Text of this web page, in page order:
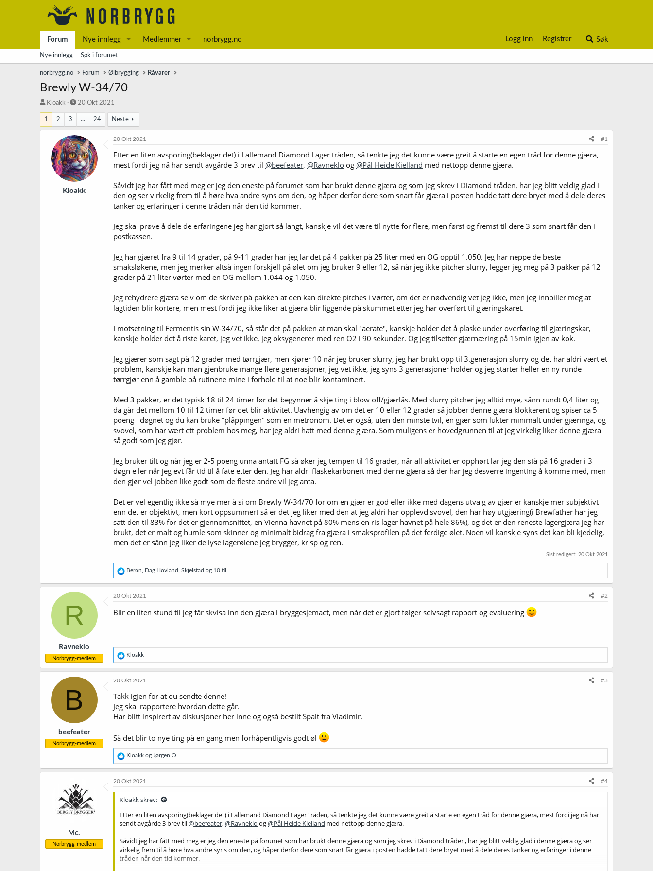
Forum Nye innlegg Medlemmer norbrygg.no Logg inn Registrer Søk
Nye innlegg Søk i forumet
norbrygg.no Forum Ølbrygging Råvarer
Brewly W-34/70
T
r
å
d
Kloakk
S
r
t
d
a
t
o
20 Okt 2021
1 2 3 ... 24 Neste
Kloakk
20 Okt 2021 #1
Etter en liten avsporing(beklager det) i Lallemand Diamond Lager tråden, så tenkte jeg det kunne være greit å starte en egen tråd for denne gjæra,
mest fordi jeg nå har sendt avgårde 3 brev til @beefeater, @Ravneklo og @Pål Heide Kielland med nettopp denne gjæra.
Såvidt jeg har fått med meg er jeg den eneste på forumet som har brukt denne gjæra og som jeg skrev i Diamond tråden, har jeg blitt veldig glad i
den og ser virkelig frem til å høre hva andre syns om den, og håper derfor dere som snart får gjæra i posten hadde tatt dere bryet med å dele deres
tanker og erfaringer i denne tråden når den tid kommer.
Jeg skal prøve å dele de erfaringene jeg har gjort så langt, kanskje vil det være til nytte for flere, men først og fremst til dere 3 som snart får den i
postkassen.
Jeg har gjæret fra 9 til 14 grader, på 9-11 grader har jeg landet på 4 pakker på 25 liter med en OG opptil 1.050. Jeg har neppe de beste
smaksløkene, men jeg merker altså ingen forskjell på ølet om jeg bruker 9 eller 12, så når jeg ikke pitcher slurry, legger jeg meg på 3 pakker på 12
grader på 21 liter vørter med en OG mellom 1.044 og 1.050.
Jeg rehydrere gjæra selv om de skriver på pakken at den kan direkte pitches i vørter, om det er nødvendig vet jeg ikke, men jeg innbiller meg at
lagtiden blir kortere, men mest fordi jeg ikke liker at gjæra blir liggende på skummet etter jeg har overført til gjæringskaret.
I motsetning til Fermentis sin W-34/70, så står det på pakken at man skal "aerate", kanskje holder det å plaske under overføring til gjæringskar,
kanskje holder det å riste karet, jeg vet ikke, jeg oksygenerer med ren O2 i 90 sekunder. Og jeg tilsetter gjærnæring på 15min igjen av kok.
Jeg gjærer som sagt på 12 grader med tørrgjær, men kjører 10 når jeg bruker slurry, jeg har brukt opp til 3.generasjon slurry og det har aldri vært et
problem, kanskje kan man gjenbruke mange flere generasjoner, jeg vet ikke, jeg syns 3 generasjoner holder og jeg starter heller en ny runde
tørrgjør enn å gamble på rutinene mine i forhold til at noe blir kontaminert.
Med 3 pakker, er det typisk 18 til 24 timer før det begynner å skje ting i blow off/gjærlås. Med slurry pitcher jeg alltid mye, sånn rundt 0,4 liter og
da går det mellom 10 til 12 timer før det blir aktivitet. Uavhengig av om det er 10 eller 12 grader så jobber denne gjæra klokkerent og spiser ca 5
poeng i døgnet og du kan bruke "plåppingen" som en metronom. Det er også, uten den minste tvil, en gjær som lukter minimalt under gjæringa, og
svovel, som har vært ett problem hos meg, har jeg aldri hatt med denne gjæra. Som muligens er hovedgrunnen til at jeg virkelig liker denne gjæra
så godt som jeg gjør.
Jeg bruker tilt og når jeg er 2-5 poeng unna antatt FG så øker jeg tempen til 16 grader, når all aktivitet er opphørt lar jeg den stå på 16 grader i 3
døgn eller når jeg evt får tid til å fate etter den. Jeg har aldri flaskekarbonert med denne gjæra så der har jeg desverre ingenting å komme med, men
den gjør vel jobben like godt som de fleste andre vil jeg anta.
Det er vel egentlig ikke så mye mer å si om Brewly W-34/70 for om en gjær er god eller ikke med dagens utvalg av gjær er kanskje mer subjektivt
enn det er objektivt, men kort oppsummert så er det jeg liker med den at jeg aldri har opplevd svovel, den har høy utgjæring(i Brewfather har jeg
satt den til 83% for det er gjennomsnittet, en Vienna havnet på 80% mens en ris lager havnet på hele 86%), og det er den reneste lagergjæra jeg har
brukt, det er malt og humle som skinner og minimalt bidrag fra gjæra i smaksprofilen på det ferdige ølet. Noen vil kanskje syns det kan bli kjedelig,
men det er sånn jeg liker de lyse lagerølene jeg brygger, krisp og ren.
Sist redigert: 20 Okt 2021
R
e
a
k
o
:
Beron Dag Hovland Skjelstad og 10 til
R
Ravneklo
Norbrygg-medlem
20 Okt 2021 #2
Blir en liten stund til jeg får skvisa inn den gjæra i bryggesjemaet, men når det er gjort følger selvsagt rapport og evaluering
R
e
a
k
j
o
n
e
Kloakk
B
beefeater
Norbrygg-medlem
20 Okt 2021 #3
Takk igjen for at du sendte denne!
Jeg skal rapportere hvordan dette går.
Har blitt inspirert av diskusjoner her inne og også bestilt Spalt fra Vladimir.
Så det blir to nye ting på en gang men forhåpentligvis godt øl
R
e
a
k
j
o
e
r
Kloakk og Jørgen O
Mc.
Norbrygg-medlem
20 Okt 2021 #4
Kloakk skrev:
Etter en liten avsporing(beklager det) i Lallemand Diamond Lager tråden, så tenkte jeg det kunne være greit å starte en egen tråd for denne gjæra, mest fordi jeg nå har
sendt avgårde 3 brev til@beefeater,@Ravneklo og@Pål Heide Kielland med nettopp denne gjæra.
Såvidt jeg har fått med meg er jeg den eneste på forumet som har brukt denne gjæra og som jeg skrev i Diamond tråden, har jeg blitt veldig glad i denne gjæra og ser
virkelig frem til å høre hva andre syns om den, og håper derfor dere som snart får gjæra i posten hadde tatt dere bryet med å dele deres tanker og erfaringer i denne
tråden når den tid kommer.